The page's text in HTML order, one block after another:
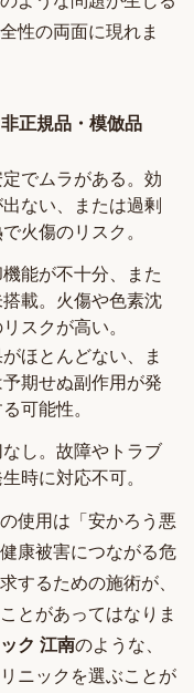
性の両面に現れま
非正規品・模倣品
でムラがある。効
ない、または過剰
火傷のリスク。
能が不十分、また
載。火傷や色素沈
スクが高い。
ほとんどない、ま
期せぬ副作用が発
可能性。
し。故障やトラブ
時に対応不可。
使用は「安かろう悪
康被害につながる危
するための施術が、
とがあってはなりま
ク 江南のような、
ニックを選ぶことが